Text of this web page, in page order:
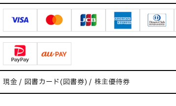
現金 / 図書カード(図書券) / 株主優待券